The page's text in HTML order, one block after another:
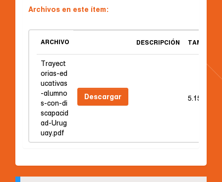
Archivos en este ítem:
ARCHIVO DESCRIPCIÓN TAMAÑO
Trayect
orias-ed
ucativas
-alumno
s-con-di
scapacid
ad-Urug
uay.pdf
Descargar 5.15 MB